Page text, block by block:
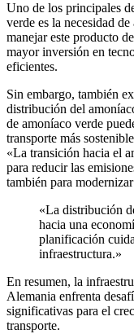
Uno de los principales
verde es la necesidad
manejar este producto
mayor inversión en
eficientes.
Sin embargo, también
distribución del
de amoníaco verde
transporte más
«La transición hacia el
para reducir las
también para
«La distribución
hacia una
planificación
infraestructura.»
En resumen, la
Alemania enfrenta
significativas para el
transporte.